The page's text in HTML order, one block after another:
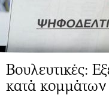
Βουλευτικές:
κατά